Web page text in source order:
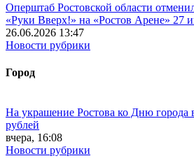
Оперштаб Ростовской области
«Руки Вверх!» на «Ростов Арене» 27
26.06.2026 13:47
Новости рубрики
Город
На украшение Ростова ко Дню города
рублей
вчера, 16:08
Новости рубрики